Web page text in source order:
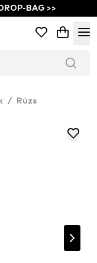
BAG >>
/ Rúzs